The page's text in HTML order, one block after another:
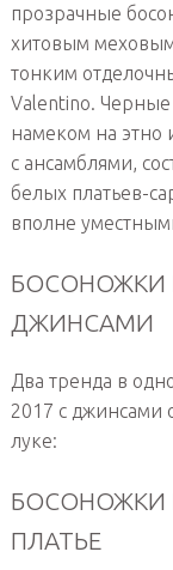
прозрачные
хитовым
тонким
Valentino.
намеком на этно
с ансамблями,
белых платьев-
вполне
БОСОНОЖКИ
ДЖИНСАМИ
Два тренда в
2017 с джинсами
луке:
БОСОНОЖКИ
ПЛАТЬЕ